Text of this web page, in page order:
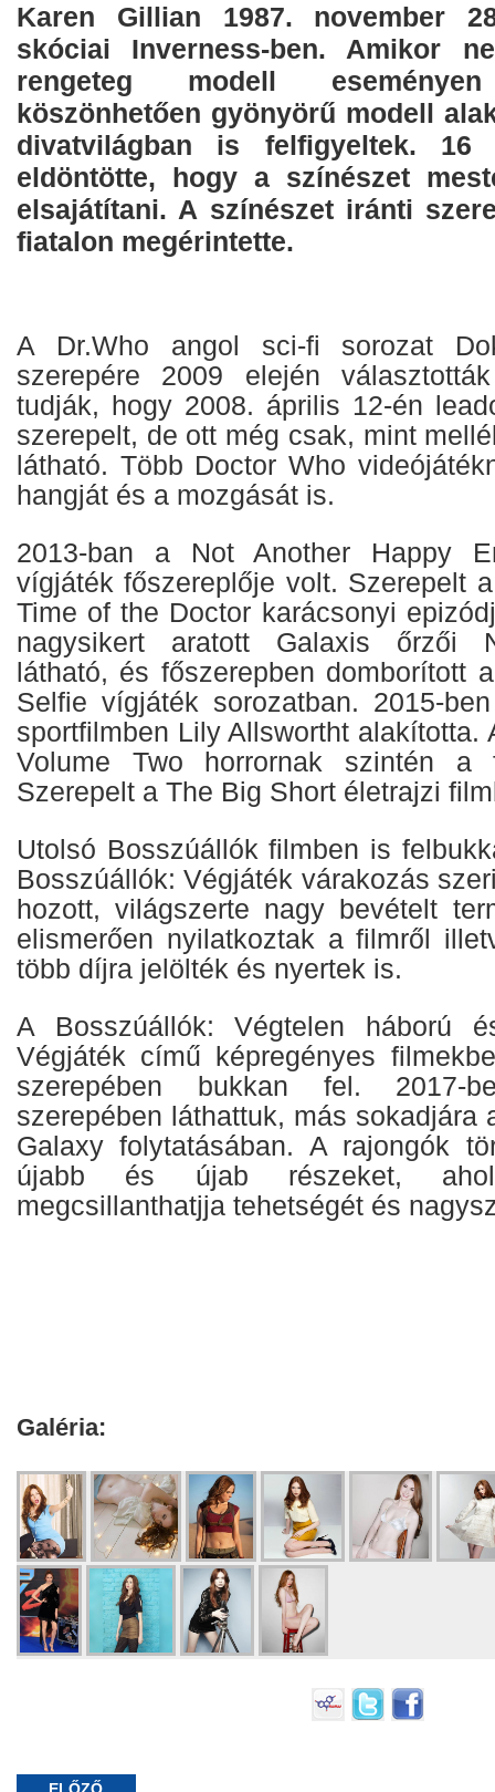
Karen Gillian 1987. november
skóciai Inverness-ben. Amikor
rengeteg modell
köszönhetően gyönyörű modell
divatvilágban is felfigyeltek.
eldöntötte, hogy a színészet
elsajátítani. A színészet iránti
fiatalon megérintette.
A Dr.Who angol sci-fi sorozat
szerepére 2009 elején
tudják, hogy 2008. április 12-én
szerepelt, de ott még csak, mint
látható. Több Doctor Who
hangját és a mozgását is.
2013-ban a Not Another Happy
vígjáték főszereplője volt. Szerepelt
Time of the Doctor karácsonyi
nagysikert aratott Galaxis őrzői
látható, és főszerepben domborított
Selfie vígjáték sorozatban. 2015-
sportfilmben Lily Allswortht alakította.
Volume Two horrornak szintén a
Szerepelt a The Big Short életrajzi
Utolsó Bosszúállók filmben is
Bosszúállók: Végjáték várakozás
hozott, világszerte nagy bevételt
elismerően nyilatkoztak a filmről
több díjra jelölték és nyertek is.
A Bosszúállók: Végtelen háború
Végjáték című képregényes
szerepében bukkan fel. 2017-
szerepében láthattuk, más sokadjára
Galaxy folytatásában. A rajongók
újabb és újab részeket,
megcsillanthatjja tehetségét és
Galéria: